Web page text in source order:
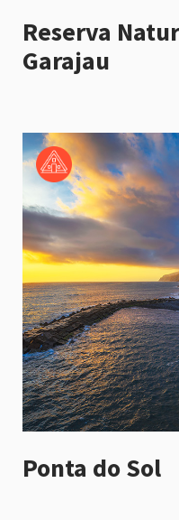
Reserva
Garajau
Ponta do Sol